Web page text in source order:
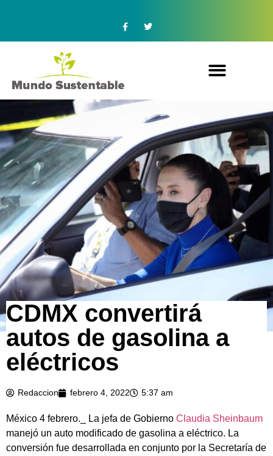
CDMX convertirá
autos de gasolina a
eléctricos
Redaccion febrero 4, 2022 5:37 am
México 4 febrero._ La jefa de Gobierno Claudia Sheinbaum
manejó un auto modificado de gasolina a eléctrico. La
conversión fue desarrollada en conjunto por la Secretaría de